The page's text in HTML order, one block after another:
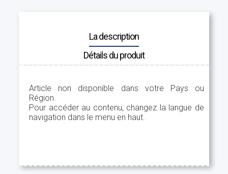
La description
Détails du produit
Article non disponible dans votre Pays ou
Région.
Pour accéder au contenu, changez la langue de
navigation dans le menu en haut.